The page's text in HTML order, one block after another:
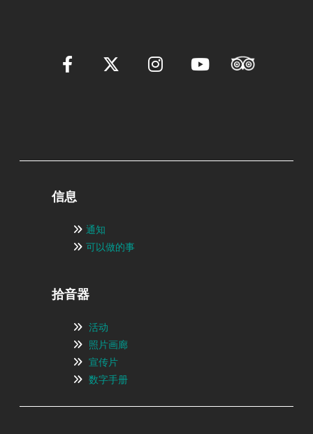
信息
通知
可以做的事
拾音器
活动
照片画廊
宣传片
数字手册